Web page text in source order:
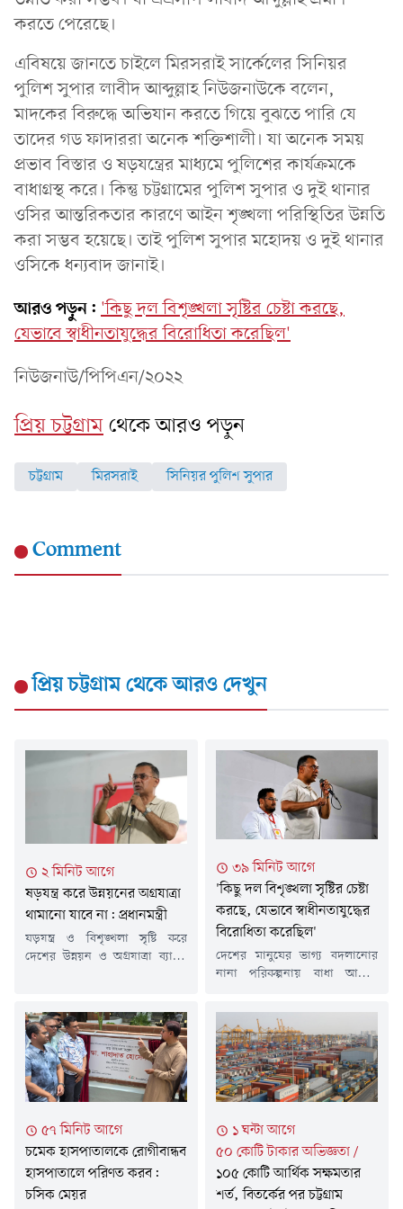
করতে পেরেছে।
এবিষয়ে জানতে চাইলে মিরসরাই সার্কেলের সিনিয়র
পুলিশ সুপার লাবীদ আব্দুল্লাহ নিউজনাউকে বলেন,
মাদকের বিরুদ্ধে অভিযান করতে গিয়ে বুঝতে পারি যে
তাদের গড ফাদাররা অনেক শক্তিশালী। যা অনেক সময়
প্রভাব বিস্তার ও ষড়যন্ত্রের মাধ্যমে পুলিশের কার্যক্রমকে
বাধাগ্রস্থ করে। কিন্তু চট্টগ্রামের পুলিশ সুপার ও দুই থানার
ওসির আন্তরিকতার কারণে আইন শৃঙ্খলা পরিস্থিতির উন্নতি
করা সম্ভব হয়েছে। তাই পুলিশ সুপার মহোদয় ও দুই থানার
ওসিকে ধন্যবাদ জানাই।
আরও পড়ুন: 'কিছু দল বিশৃঙ্খলা সৃষ্টির চেষ্টা করছে,
যেভাবে স্বাধীনতাযুদ্ধের বিরোধিতা করেছিল'
নিউজনাউ/পিপিএন/২০২২
প্রিয় চট্টগ্রামথেকে আরও পড়ুন
চট্টগ্রাম মিরসরাই সিনিয়র পুলিশ সুপার
Comment
প্রিয় চট্টগ্রামথেকে আরও দেখুন
২ মিনিট আগে
ষড়যন্ত্র করে উন্নয়নের অগ্রযাত্রা
থামানো যাবে না: প্রধানমন্ত্রী
ষড়যন্ত্র ও বিশৃঙ্খলা সৃষ্টি করে
দেশের উন্নয়ন ও অগ্রযাত্রা ব্যাহত
বলেন, জনগণের কল্যাণ, শান্তি ও
দেশের সামগ্রিক উন্নয়ন সরকারের
প্রধান অগ্রাধিকার। কৃষক, শ্রমিকসহ
সাধারণ মানুষের জীবনমান উন্নয়নে
সরকার ধারাবাহিকভাবে কাজ করে
যাচ্ছে।রবিবার (৯ আগস্ট) চট্টগ্রামের
হাটহাজারী পার্বতী সরকারি মডেল
উচ্চ...
৩৯ মিনিট আগে
'কিছু দল বিশৃঙ্খলা সৃষ্টির চেষ্টা
করছে, যেভাবে স্বাধীনতাযুদ্ধের
বিরোধিতা করেছিল'
দেশের মানুষের ভাগ্য বদলানোর
নানা পরিকল্পনায় বাধা আসছে
রহমান বলেছেন, দেশের জন্য ও
দেশের মানুষের জন্য কাজ করতে
গিয়ে দেখা যাচ্ছে, কিছু রাজনৈতিক
দল রাজপথে বিশৃঙ্খলা সৃষ্টির চেষ্টা
করছে।রবিবার (৯ আগস্ট)
হাটহাজারী কলেজ মাঠে সাম্প্রতিক
পুনর্বাসনের লক্ষ্যে 'গৃহ হস্তান্তর,
অনুদান ও ত্রাণসামগ্রী বিতরণ'...
৫৭ মিনিট আগে
চমেক হাসপাতালকে রোগীবান্ধব
হাসপাতালে পরিণত করব:
চসিক মেয়র
১ ঘন্টা আগে
৫০ কোটি টাকার অভিজ্ঞতা/
১০৫ কোটি আর্থিক সক্ষমতার
শর্ত, বিতর্কের পর চট্টগ্রাম